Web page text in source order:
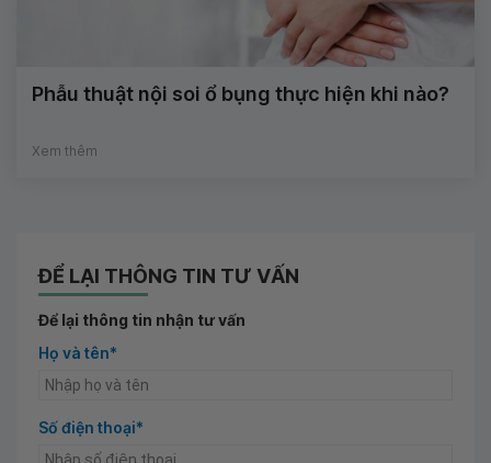
Phẫu thuật nội soi ổ bụng thực hiện khi nào?
Xem thêm
ĐỂ LẠI THÔNG TIN TƯ VẤN
Để lại thông tin nhận tư vấn
Họ và tên*
Số điện thoại*